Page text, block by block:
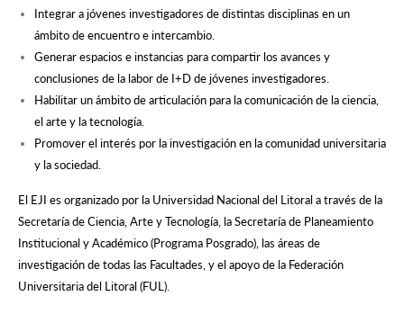
Integrar a jóvenes investigadores de distintas disciplinas en un
ámbito de encuentro e intercambio.
Generar espacios e instancias para compartir los avances y
conclusiones de la labor de I+D de jóvenes investigadores.
Habilitar un ámbito de articulación para la comunicación de la ciencia,
el arte y la tecnología.
Promover el interés por la investigación en la comunidad universitaria
y la sociedad.
El EJI es organizado por la Universidad Nacional del Litoral a través de la
Secretaría de Ciencia, Arte y Tecnología, la Secretaría de Planeamiento
Institucional y Académico (Programa Posgrado), las áreas de
investigación de todas las Facultades, y el apoyo de la Federación
Universitaria del Litoral (FUL).